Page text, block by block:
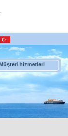
hizmetleri